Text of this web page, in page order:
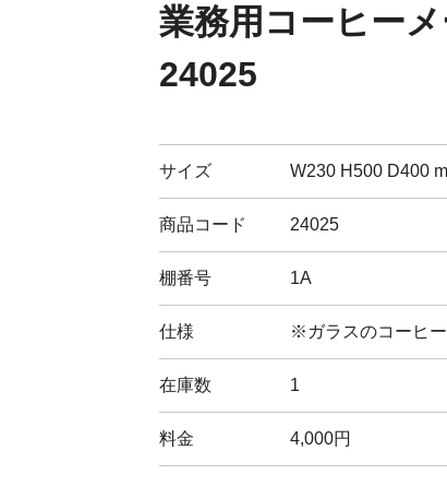
業務用コーヒー
24025
サイズ W230 H500 D400
商品コード 24025
棚番号 1A
仕様 ※ガラスのコーヒ
在庫数 1
料金 4,000円